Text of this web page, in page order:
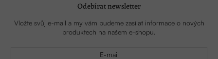
Odebírat newsletter
Vložte svůj e-mail a my vám budeme zasílat informace o nových
produktech na našem e-shopu.
E-mail